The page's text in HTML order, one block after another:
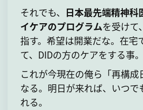
それでも、 日本最先端精神科
イケアのプログラムを受けて
指す。希望は開業だな。在宅
て、DIDの方のケアをする事。
これが今現在の俺ら「再構成
なる。明日が来れば、いつで
れる。